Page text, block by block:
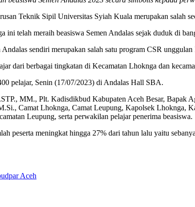
Teknik Sipil Universitas Syiah Kuala merupakan salah
telah meraih beasiswa Semen Andalas sejak duduk di
sendiri merupakan salah satu program CSR
dari berbagai tingkatan di Kecamatan Lhoknga dan
pelajar, Senin (17/07/2023) di Andalas Hall SBA.
MM., Plt. Kadisdikbud Kabupaten Aceh Besar, Bapak
Camat Lhoknga, Camat Leupung, Kapolsek
Leupung, serta perwakilan pelajar penerima beasiswa.
peserta meningkat hingga 27% dari tahun lalu yaitu
Aceh